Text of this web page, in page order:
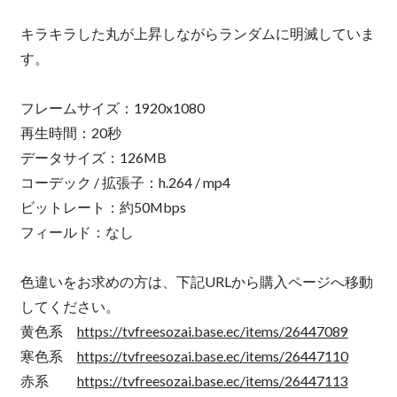
キラキラした丸が上昇しながらランダムに明滅していま
す。
フレームサイズ：1920x1080
再生時間：20秒
データサイズ：126MB
コーデック / 拡張子：h.264 / mp4
ビットレート：約50Mbps
フィールド：なし
色違いをお求めの方は、下記URLから購入ページへ移動
してください。
黄色系 https://tvfreesozai.base.ec/items/26447089
寒色系 https://tvfreesozai.base.ec/items/26447110
赤系 https://tvfreesozai.base.ec/items/26447113